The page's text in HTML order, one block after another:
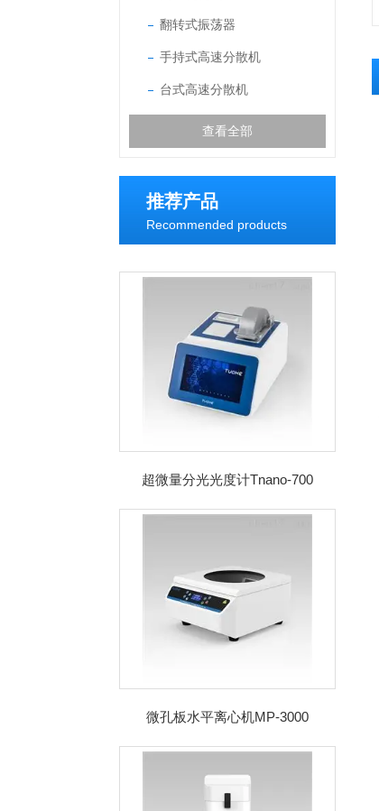
翻转式振荡器
手持式高速分散机
台式高速分散机
查看全部
推荐产品
Recommended products
超微量分光光度计Tnano-700
微孔板水平离心机MP-3000